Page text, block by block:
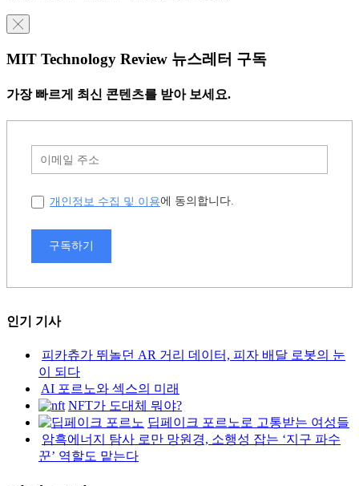
╳
MIT Technology Review 뉴스레터 구독
가장 빠르게 최신 콘텐츠를 받아 보세요.
개인정보 수집 및 이용에 동의합니다.
구독하기
인기 기사
피카츄가 뛰놀던 AR 거리 데이터, 피자 배달 로봇의 눈
이 되다
AI 포르노와 섹스의 미래
NFT가 도대체 뭐야?
딥페이크 포르노로 고통받는 여성들
암흑에너지 탐사 로만 망원경, 소행성 잡는 ‘지구 파수
꾼’ 역할도 맡는다